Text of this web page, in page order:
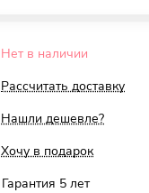
Нет в наличии
Рассчитать доставку
Нашли дешевле?
Хочу в подарок
Гарантия 5 лет